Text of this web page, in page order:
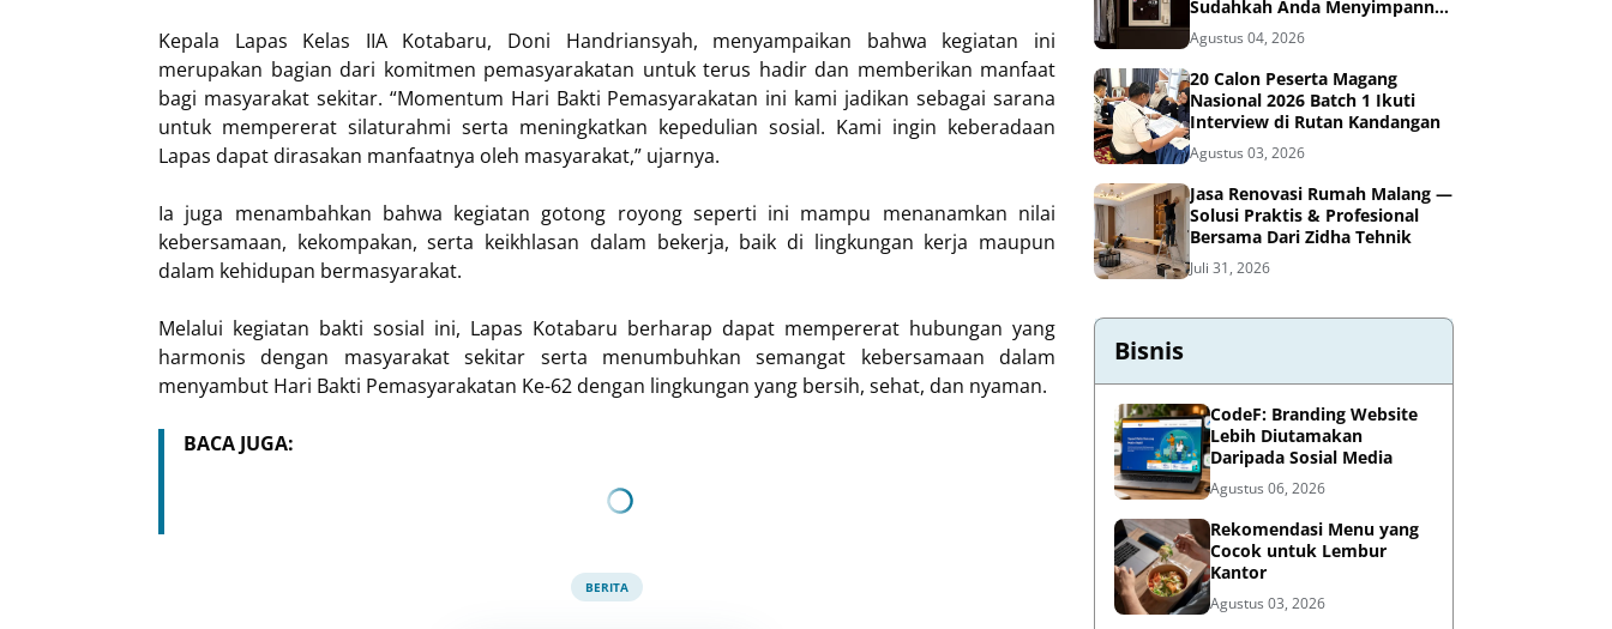
Kepala Lapas Kelas IIA Kotabaru, Doni Handriansyah, menyampaikan bahwa kegiatan ini
merupakan bagian dari komitmen pemasyarakatan untuk terus hadir dan memberikan manfaat
bagi masyarakat sekitar. “Momentum Hari Bakti Pemasyarakatan ini kami jadikan sebagai sarana
untuk mempererat silaturahmi serta meningkatkan kepedulian sosial. Kami ingin keberadaan
Lapas dapat dirasakan manfaatnya oleh masyarakat,” ujarnya.
Ia juga menambahkan bahwa kegiatan gotong royong seperti ini mampu menanamkan nilai
kebersamaan, kekompakan, serta keikhlasan dalam bekerja, baik di lingkungan kerja maupun
dalam kehidupan bermasyarakat.
Melalui kegiatan bakti sosial ini, Lapas Kotabaru berharap dapat mempererat hubungan yang
harmonis dengan masyarakat sekitar serta menumbuhkan semangat kebersamaan dalam
menyambut Hari Bakti Pemasyarakatan Ke-62 dengan lingkungan yang bersih, sehat, dan nyaman.
BACA JUGA:
BERITA
Sudahkah Anda Menyimpannya
di Brankas BPKB?
Agustus 04, 2026
20 Calon Peserta Magang
Nasional 2026 Batch 1 Ikuti
Interview di Rutan Kandangan
Agustus 03, 2026
Jasa Renovasi Rumah Malang —
Solusi Praktis & Profesional
Bersama Dari Zidha Tehnik
Juli 31, 2026
Bisnis
CodeF: Branding Website
Lebih Diutamakan
Daripada Sosial Media
Agustus 06, 2026
Rekomendasi Menu yang
Cocok untuk Lembur
Kantor
Agustus 03, 2026